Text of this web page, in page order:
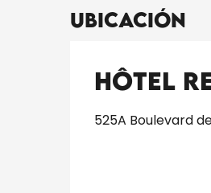
Ubicación
Hôtel
525A Boulevard